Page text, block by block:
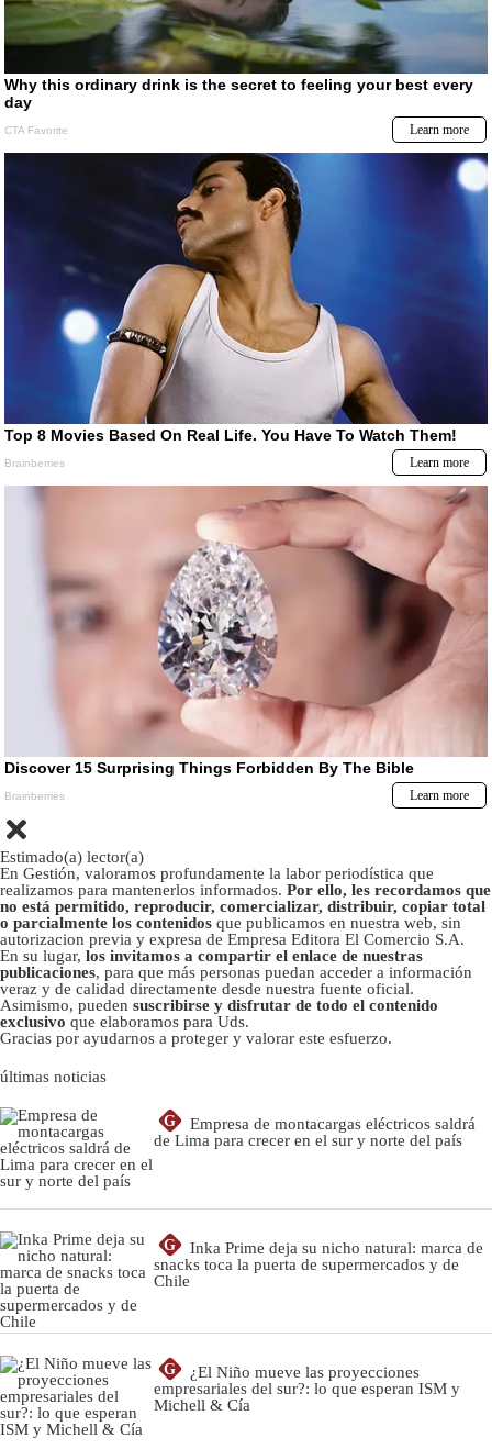
Estimado(a) lector(a)
En Gestión, valoramos profundamente la labor periodística que
realizamos para mantenerlos informados. Por ello, les recordamos que
no está permitido, reproducir, comercializar, distribuir, copiar total
o parcialmente los contenidos que publicamos en nuestra web, sin
autorizacion previa y expresa de Empresa Editora El Comercio S.A.
En su lugar, los invitamos a compartir el enlace de nuestras
publicaciones, para que más personas puedan acceder a información
veraz y de calidad directamente desde nuestra fuente oficial.
Asimismo, pueden suscribirse y disfrutar de todo el contenido
exclusivo que elaboramos para Uds.
Gracias por ayudarnos a proteger y valorar este esfuerzo.
últimas noticias
G
Empresa de montacargas eléctricos saldrá
de Lima para crecer en el sur y norte del país
G
Inka Prime deja su nicho natural: marca de
snacks toca la puerta de supermercados y de
Chile
G
¿El Niño mueve las proyecciones
empresariales del sur?: lo que esperan ISM y
Michell & Cía